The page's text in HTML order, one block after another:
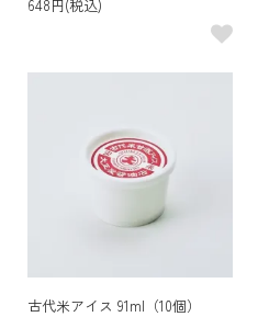
648円(税込)
古代米アイス 91ml（10個）